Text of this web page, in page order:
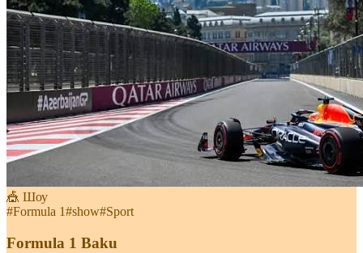
🎪 Шоу
#Formula 1#show#Sport
Formula 1 Baku